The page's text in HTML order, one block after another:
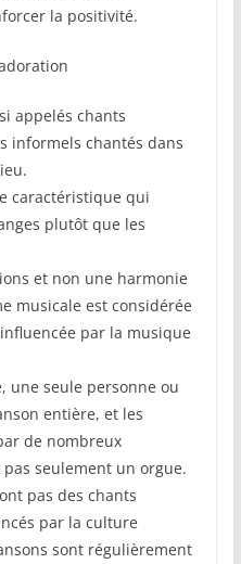
la positivité.
appelés chants
informels chantés dans
caractéristique qui
plutôt que les
et non une harmonie
musicale est considérée
par la musique
une seule personne ou
entière, et les
de nombreux
seulement un orgue.
pas des chants
par la culture
sont régulièrement